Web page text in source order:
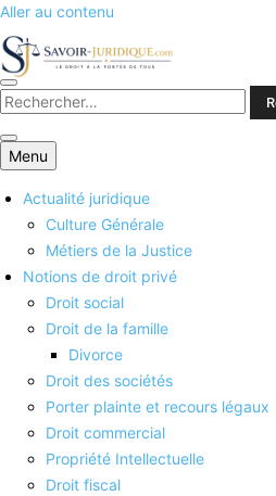
Aller au contenu
Savoirs juridiques
Menu
Actualité juridique
Culture Générale
Métiers de la Justice
Notions de droit privé
Droit social
Droit de la famille
Divorce
Droit des sociétés
Porter plainte et recours légaux
Droit commercial
Propriété Intellectuelle
Droit fiscal